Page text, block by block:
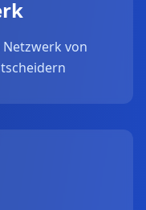
von